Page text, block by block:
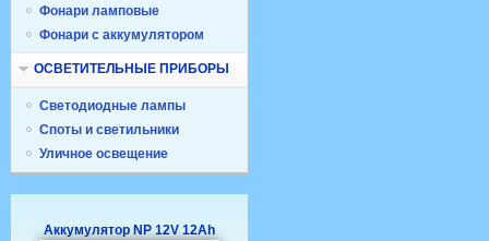
Фонари ламповые
Фонари с аккумулятором
ОСВЕТИТЕЛЬНЫЕ ПРИБОРЫ
Светодиодные лампы
Споты и светильники
Уличное освещение
Аккумулятор NP 12V 12Ah